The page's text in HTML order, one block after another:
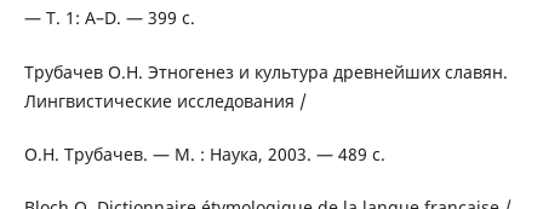
— Т. 1: A–D. — 399 с.
Трубачев О.Н. Этногенез и культура древнейших славян.
Лингвистические исследования /
О.Н. Трубачев. — М. : Наука, 2003. — 489 с.